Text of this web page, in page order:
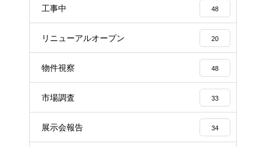
工事中 48
リニューアルオープン 20
物件視察 48
市場調査 33
展示会報告 34